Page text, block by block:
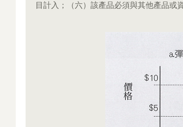
目計入；（六）該產品必須與其他產品或